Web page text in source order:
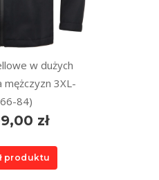
w dużych
mężczyzn 3XL-
84)
zł
produktu